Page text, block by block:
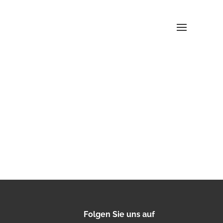
Folgen Sie uns auf